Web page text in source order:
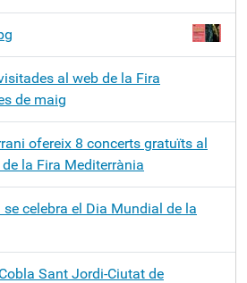
al web de la Fira
de maig
ofereix 8 concerts gratuïts al
de la Fira Mediterrània
se celebra el Dia Mundial de la
Sant Jordi-Ciutat de